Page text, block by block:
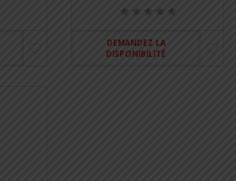
DEMANDEZ LA
DISPONIBILITÉ